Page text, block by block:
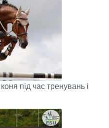
під час тренувань і